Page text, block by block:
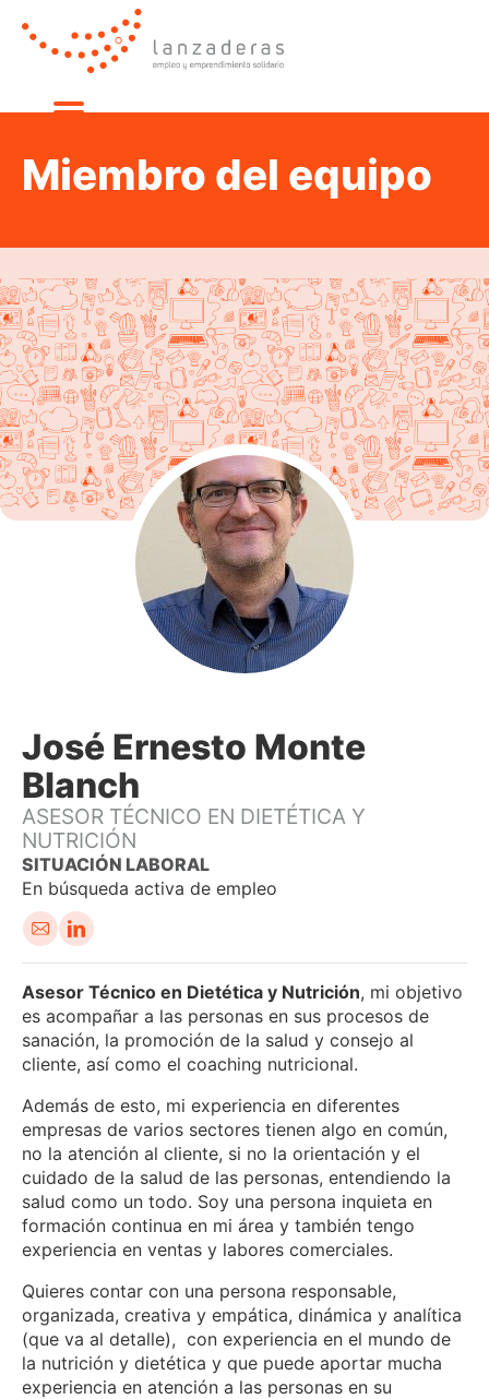
Miembro del equipo
José Ernesto Monte
Blanch
ASESOR TÉCNICO EN DIETÉTICA Y
NUTRICIÓN
En búsqueda activa de empleo
Em
ail
Asesor Técnico en Dietética y Nutrición, mi objetivo
es acompañar a las personas en sus procesos de
sanación, la promoción de la salud y consejo al
cliente, así como el coaching nutricional.
Además de esto, mi experiencia en diferentes
empresas de varios sectores tienen algo en común,
no la atención al cliente, si no la orientación y el
cuidado de la salud de las personas, entendiendo la
salud como un todo. Soy una persona inquieta en
formación continua en mi área y también tengo
experiencia en ventas y labores comerciales.
Quieres contar con una persona responsable,
organizada, creativa y empática, dinámica y analítica
(que va al detalle), con experiencia en el mundo de
la nutrición y dietética y que puede aportar mucha
experiencia en atención a las personas en su